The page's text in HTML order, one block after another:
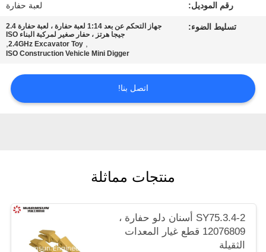
PRIVACY
POLICY
رقم الموديل: لعبة حفارة
تسليط الضوء:
جهاز التحكم عن بعد 1:14 لعبة حفارة ، لعبة حفارة 2.4
جيجا هرتز ، حفار صغير لمركبة البناء ISO
,
2.4GHz Excavator Toy
,
ISO Construction Vehicle Mini Digger
اتصل بنا!
منتجات مماثلة
SY75.3.4-2 أسنان دلو حفارة ،
12076809 قطع غيار المعدات
الثقيلة